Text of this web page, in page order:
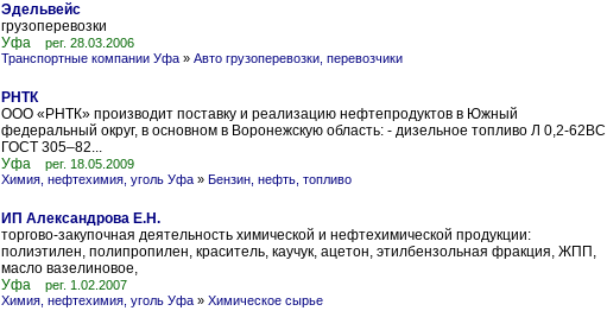
Эдельвейс
грузоперевозки
Уфа
рег. 28.03.2006
Транспортные компании Уфа » Авто грузоперевозки, перевозчики
РНТК
ООО «РНТК» производит поставку и реализацию нефтепродуктов в Южный
федеральный округ, в основном в Воронежскую область: - дизельное топливо Л 0,2-62ВС
ГОСТ 305–82...
Уфа
рег. 18.05.2009
Химия, нефтехимия, уголь Уфа » Бензин, нефть, топливо
ИП Александрова Е.Н.
торгово-закупочная деятельность химической и нефтехимической продукции:
полиэтилен, полипропилен, краситель, каучук, ацетон, этилбензольная фракция, ЖПП,
масло вазелиновое,
Уфа
рег. 1.02.2007
Химия, нефтехимия, уголь Уфа » Химическое сырье